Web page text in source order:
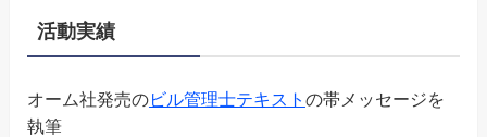
活動実績
オーム社発売のビル管理士テキスト の帯メッセージを
執筆